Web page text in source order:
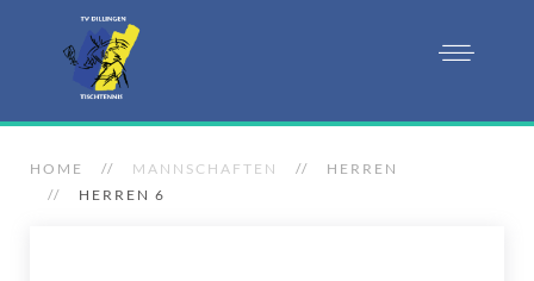
HOME MANNSCHAFTEN
HERREN
HERREN 6